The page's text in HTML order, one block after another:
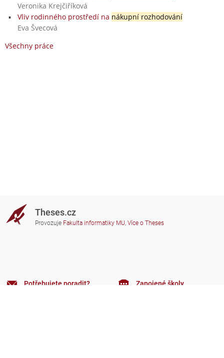
Veronika Krejčiříková
Vliv rodinného prostředí na nákupní rozhodování
Eva Švecová
Všechny práce
Theses.cz
Provozuje Fakulta informatiky MU, Více o Theses
Potřebujete poradit? Zapojené školy